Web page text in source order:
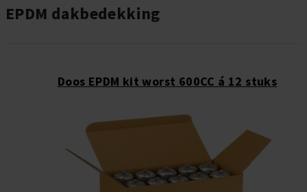
EPDM dakbedekking
Doos EPDM kit worst 600CC á 12 stuks